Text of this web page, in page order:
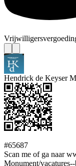
Hendrick de Keyser
#65687
Scan me of ga naar
Monument/